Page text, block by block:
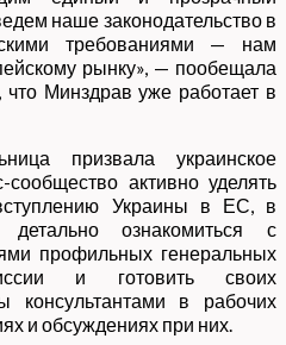
наше законодательство в
требованиями — нам
рынку», — пообещала
что Минздрав уже работает в
призвала украинское
активно уделять
Украины в ЕС, в
ознакомиться с
профильных генеральных
и готовить своих
консультантами в рабочих
и обсуждениях при них.